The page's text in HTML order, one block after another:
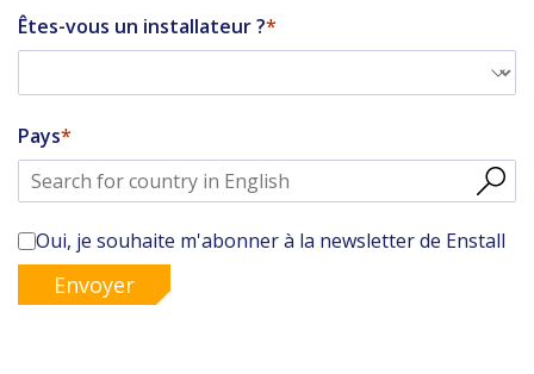
Êtes-vous un installateur ?
Pays
Oui, je souhaite m'abonner à la newsletter de Enstall
Envoyer